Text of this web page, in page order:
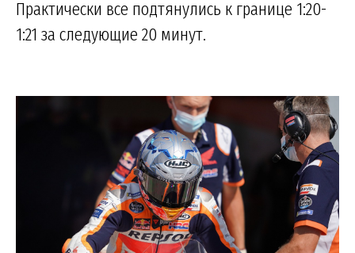
Практически все подтянулись к границе 1:20-
1:21 за следующие 20 минут.